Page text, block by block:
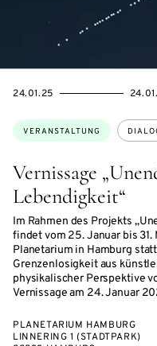
Vernissage
Lebendigkeit“
Im Rahmen des Projekts
findet vom 25. Januar bis
Planetarium in Hamburg
Grenzenlosigkeit aus
physikalischer Perspektive
Vernissage am 24. Januar
Themen:
VERANSTALTUNG
EVENTBEGINSON
24.01.25
EVENTENDSON
PLANETARIUM HAMBURG
LINNERING 1 (STADTPARK)